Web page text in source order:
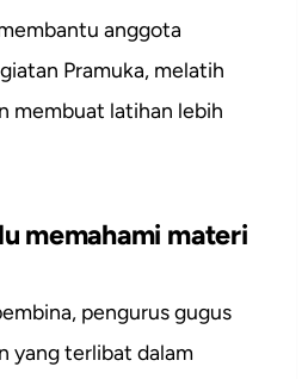
anggota
Pramuka, melatih
membuat latihan lebih
memahami materi
pengurus gugus
yang terlibat dalam